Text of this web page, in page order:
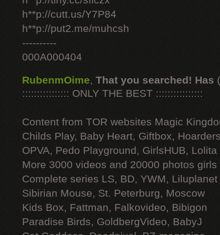
h**p://cutt.us/Y7P84
h**p://put2.me/muhcsh
----------
000A000404
RubenmOime, That you searched! Has
:::::::::::::::: ONLY THE BEST ::::::::::::::::
Content from TOR websites Magic
Childs Play, Baby Heart, Giftbox,
OPVA, Pedo Playground, GirlsHUB, Lolita
More 3000 videos and 20000 photos
Complete series LS, BD, YWM, Liluplanet
Sibirian Mouse, St. Peterburg, Moscow
Kids Box, Fattman, Falkovideo, Bibigon
Paradise Birds, GoldbergVideo, BabyJ